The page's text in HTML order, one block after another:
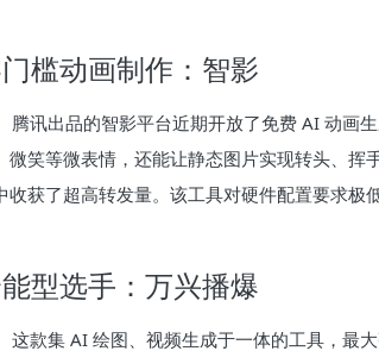
槛动画制作：智影
腾讯出品的智影平台近期开放了免费 AI 动画
微笑等微表情，还能让静态图片实现转头、
收获了超高转发量。该工具对硬件配置要求极
型选手：万兴播爆
这款集 AI 绘图、视频生成于一体的工具，最